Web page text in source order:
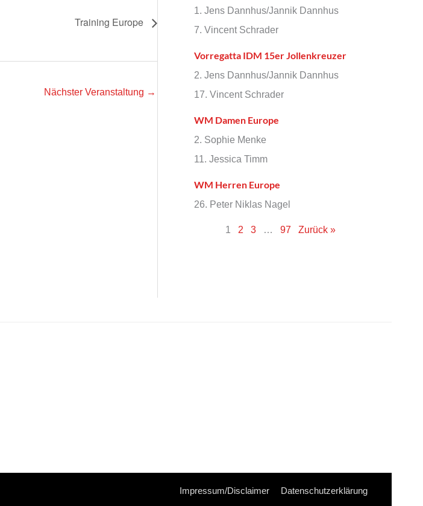
Training Europe
Nächster Veranstaltung →
1. Jens Dannhus/Jannik Dannhus
7. Vincent Schrader
Vorregatta IDM 15er Jollenkreuzer
2. Jens Dannhus/Jannik Dannhus
17. Vincent Schrader
WM Damen Europe
2. Sophie Menke
11. Jessica Timm
WM Herren Europe
26. Peter Niklas Nagel
1 2 3 … 97 Zurück »
Impressum/Disclaimer Datenschutzerklärung